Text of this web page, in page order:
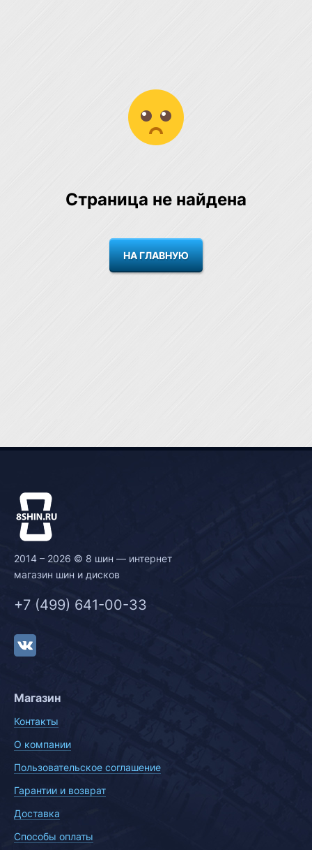
Страница не найдена
НА ГЛАВНУЮ
2014 – 2026 © 8 шин — интернет
магазин шин и дисков
+7 (499) 641-00-33
Магазин
Контакты
О компании
Пользовательское соглашение
Гарантии и возврат
Доставка
Способы оплаты